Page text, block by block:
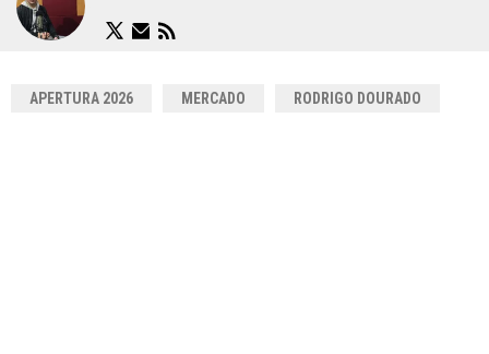
APERTURA 2026 MERCADO RODRIGO DOURADO